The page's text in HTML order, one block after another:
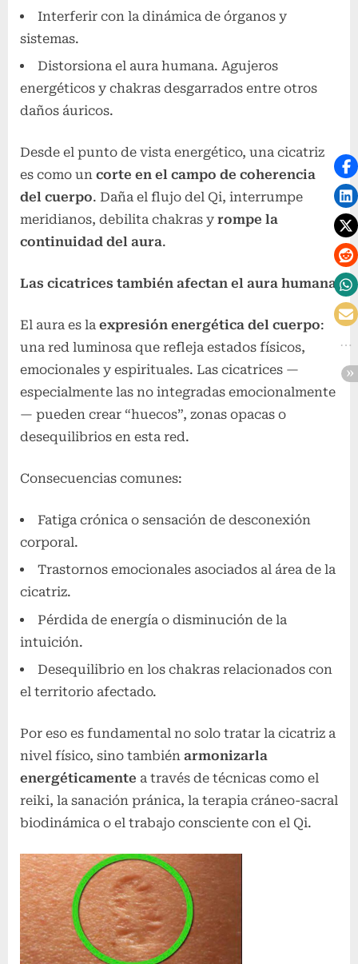
Interferir con la dinámica de órganos y
sistemas.
Distorsiona el aura humana. Agujeros
energéticos y chakras desgarrados entre otros
daños áuricos.
Desde el punto de vista energético, una cicatriz
es como un corte en el campo de coherencia
del cuerpo. Daña el flujo del Qi, interrumpe
meridianos, debilita chakras y rompe la
continuidad del aura.
Las cicatrices también afectan el aura humana
El aura es la expresión energética del cuerpo:
una red luminosa que refleja estados físicos,
emocionales y espirituales. Las cicatrices —
especialmente las no integradas emocionalmente
— pueden crear “huecos”, zonas opacas o
desequilibrios en esta red.
Consecuencias comunes:
Fatiga crónica o sensación de desconexión
corporal.
Trastornos emocionales asociados al área de la
cicatriz.
Pérdida de energía o disminución de la
intuición.
Desequilibrio en los chakras relacionados con
el territorio afectado.
Por eso es fundamental no solo tratar la cicatriz a
nivel físico, sino también armonizarla
energéticamente a través de técnicas como el
reiki, la sanación pránica, la terapia cráneo-sacral
biodinámica o el trabajo consciente con el Qi.